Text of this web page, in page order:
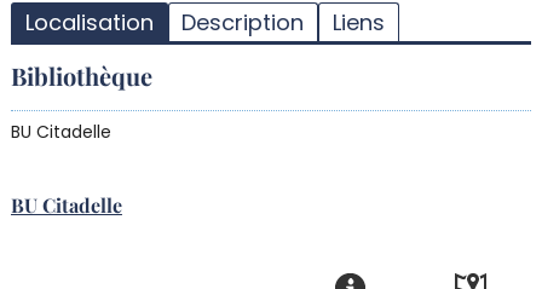
Localisation Description Liens
Bibliothèque
BU Citadelle
BU Citadelle